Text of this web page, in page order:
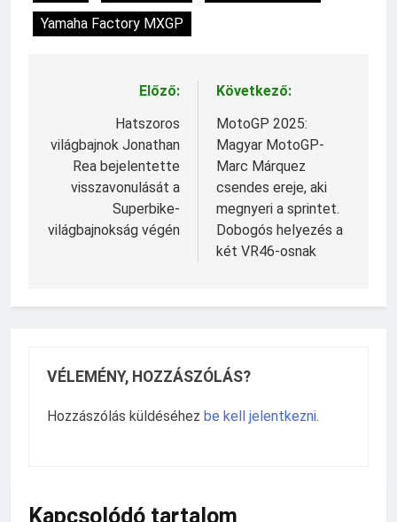
Yamaha Factory MXGP
Bejegyzés
navigáció
Előző:
Hatszoros
világbajnok Jonathan
Rea bejelentette
visszavonulását a
Superbike-
világbajnokság végén
Következő:
MotoGP 2025:
Magyar MotoGP-
Marc Márquez
csendes ereje, aki
megnyeri a sprintet.
Dobogós helyezés a
két VR46-osnak
VÉLEMÉNY, HOZZÁSZÓLÁS?
Hozzászólás küldéséhez be kell jelentkezni.
Kapcsolódó tartalom